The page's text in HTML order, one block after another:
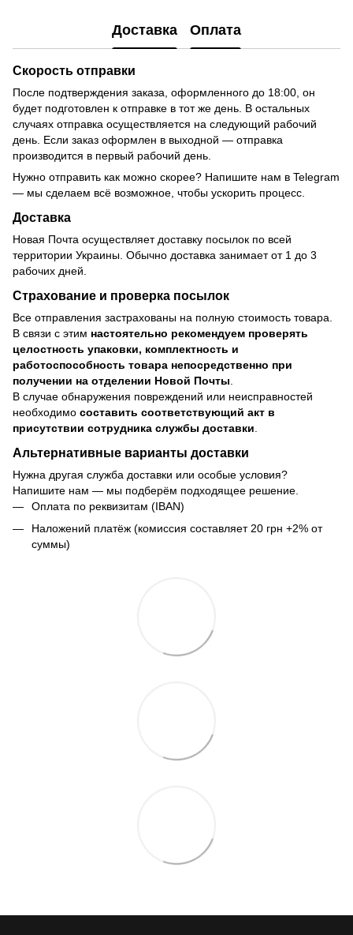
Доставка Оплата
Скорость отправки
После подтверждения заказа, оформленного до 18:00, он
будет подготовлен к отправке в тот же день. В остальных
случаях отправка осуществляется на следующий рабочий
день. Если заказ оформлен в выходной — отправка
производится в первый рабочий день.
Нужно отправить как можно скорее? Напишите нам в Telegram
— мы сделаем всё возможное, чтобы ускорить процесс.
Доставка
Новая Почта осуществляет доставку посылок по всей
территории Украины. Обычно доставка занимает от 1 до 3
рабочих дней.
Страхование и проверка посылок
Все отправления застрахованы на полную стоимость товара.
В связи с этим настоятельно рекомендуем проверять
целостность упаковки, комплектность и
работоспособность товара непосредственно при
получении на отделении Новой Почты
В случае обнаружения повреждений или неисправностей
необходимо составить соответствующий акт в
присутствии сотрудника службы доставки
Альтернативные варианты доставки
Нужна другая служба доставки или особые условия?
Напишите нам — мы подберём подходящее решение.
Оплата по реквизитам (IBAN)
Наложений платёж (комиссия составляет 20 грн +2% от
суммы)